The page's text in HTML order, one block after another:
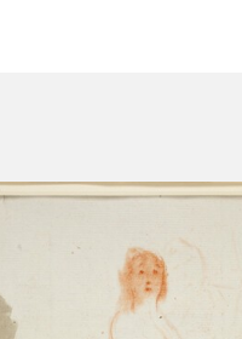
PRENSA
ITALIANO